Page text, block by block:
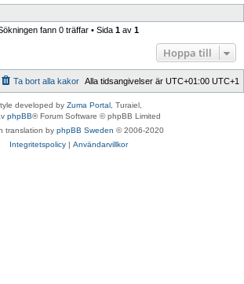
fann 0 träffar • Sida 1 av 1
Hoppa till
Alla tidsangivelser är UTC+01:00 UTC+1
Ta bort alla kakor
developed by Zuma Portal , Turaiel,
phpBB® Forum Software © phpBB Limited
translation by phpBB Sweden © 2006-2020
Integritetspolicy| Användarvillkor